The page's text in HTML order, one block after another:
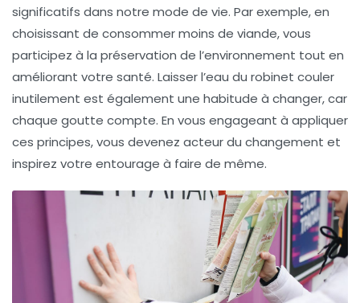
significatifs dans notre mode de vie. Par exemple, en
choisissant de consommer moins de viande, vous
participez à la préservation de l’environnement tout en
améliorant votre santé. Laisser l’eau du robinet couler
inutilement est également une habitude à changer, car
chaque goutte compte. En vous engageant à appliquer
ces principes, vous devenez acteur du changement et
inspirez votre entourage à faire de même.